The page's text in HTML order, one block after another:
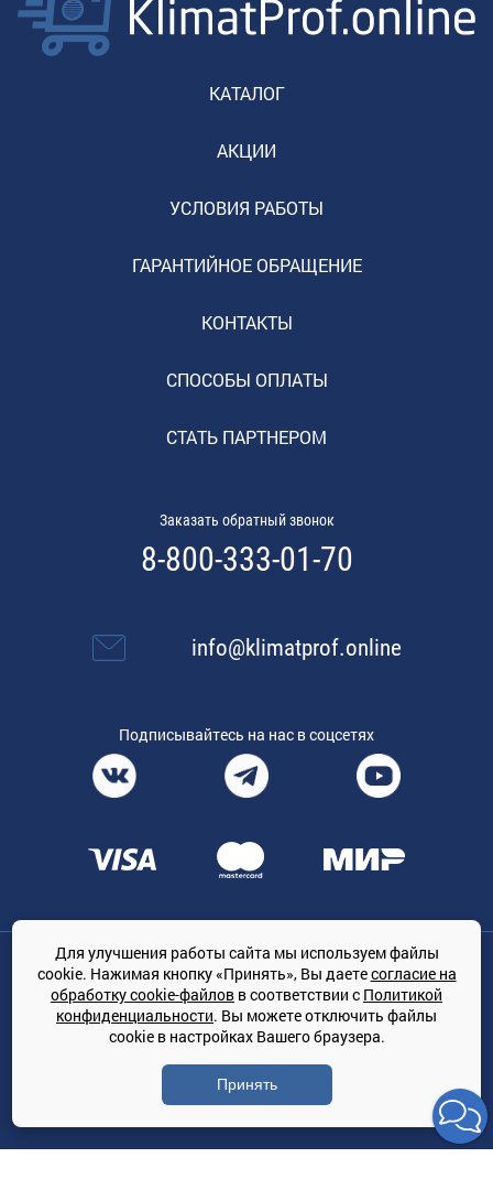
КАТАЛОГ
АКЦИИ
УСЛОВИЯ РАБОТЫ
ГАРАНТИЙНОЕ ОБРАЩЕНИЕ
КОНТАКТЫ
СПОСОБЫ ОПЛАТЫ
СТАТЬ ПАРТНЕРОМ
Заказать обратный звонок
8-800-333-01-70
info@klimatprof.online
Подписывайтесь на нас в соцсетях
Общество с ограниченной ответственностью «ТРЕЙДКОН», ОГРН:
1167847364079, 197022, г. Санкт-Петербург, проспект Медиков, 7
КЛИМАТПРОФ.ONLINE - оптовая продажа кондиционеров и
климатической техники на территории РФ
© Сайт принадлежит ООО «ТРЕЙДКОН»
Политика конфиденциальности
Для улучшения работы сайта мы используем файлы
cookie. Нажимая кнопку «Принять», Вы даетесогласие на
обработку cookie-файлов в соответствии с Политикой
конфиденциальности. Вы можете отключить файлы
cookie в настройках Вашего браузера.
Принять